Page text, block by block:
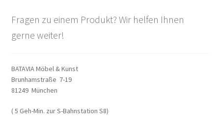
Fragen zu einem Produkt? Wir helfen Ihnen
gerne weiter!
BATAVIA Möbel & Kunst
Brunhamstraße 7-19
81249 München
( 5 Geh-Min. zur S-Bahnstation S8)